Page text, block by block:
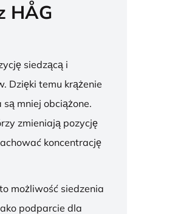
HÅG
siedzącą i
Dzięki temu krążenie
mniej obciążone.
zmieniają pozycję
koncentrację
możliwość siedzenia
podparcie dla